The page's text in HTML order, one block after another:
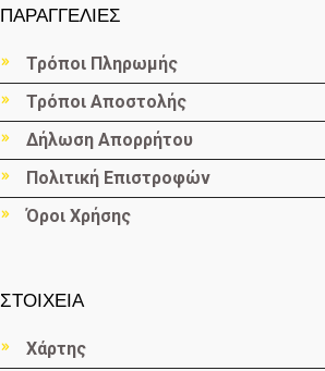
ΠΑΡΑΓΓΕΛΙΕΣ
Τρόποι Πληρωμής
Τρόποι Αποστολής
Δήλωση Απορρήτου
Πολιτική Επιστροφών
Όροι Χρήσης
ΣΤΟΙΧΕΙΑ
Χάρτης